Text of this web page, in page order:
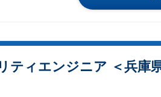
ティエンジニア ＜兵庫